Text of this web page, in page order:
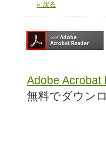
« 戻る
Adobe Acrobat
無料でダウン